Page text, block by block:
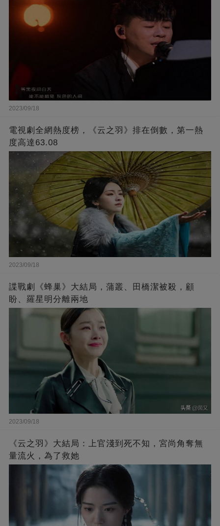
2023/09/18
電視劇全網熱度榜，《云之羽》排在倒數，第一熱
度高達63.08
2023/09/18
諜戰劇《蜂巢》大結局，蒲叢、田橋潔被殺，顧
盼、羅星明分離兩地
2023/09/18
《云之羽》大結局：上官淺到死不知，宮尚角奪無
量流火，為了救她